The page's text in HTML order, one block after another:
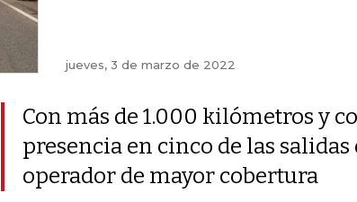
jueves, 3 de marzo de 2022
Con más de 1.000 kilómetros y
presencia en cinco de las
operador de mayor cobertura